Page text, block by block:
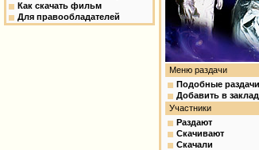
Как скачать фильм
Для правообладателей
Меню раздачи
Подобные раздачи
Добавить в
Участники
Раздают
Скачивают
Скачали